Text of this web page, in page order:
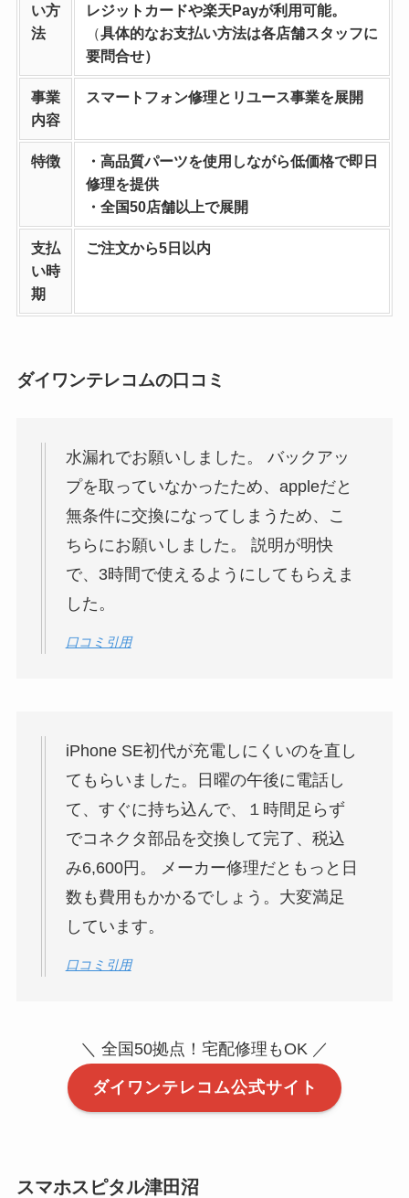
い方
法
レジットカードや楽天Payが利用可能。
（具体的なお支払い方法は各店舗スタッフに
要問合せ）
事業
内容
スマートフォン修理とリユース事業を展開
特徴
・高品質パーツを使用しながら低価格で即日
修理を提供
・全国50店舗以上で展開
支払
い時
期
ご注文から5日以内
ダイワンテレコムの口コミ
水漏れでお願いしました。 バックアッ
プを取っていなかったため、appleだと
無条件に交換になってしまうため、こ
ちらにお願いしました。 説明が明快
で、3時間で使えるようにしてもらえま
した。
口コミ引用
iPhone SE初代が充電しにくいのを直し
てもらいました。日曜の午後に電話し
て、すぐに持ち込んで、１時間足らず
でコネクタ部品を交換して完了、税込
み6,600円。 メーカー修理だともっと日
数も費用もかかるでしょう。大変満足
しています。
口コミ引用
＼ 全国50拠点！宅配修理もOK ／
ダイワンテレコム公式サイト
スマホスピタル津田沼